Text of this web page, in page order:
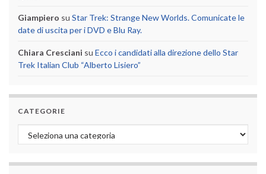
Giampiero su Star Trek: Strange New Worlds. Comunicate le
date di uscita per i DVD e Blu Ray.
Chiara Cresciani su Ecco i candidati alla direzione dello Star
Trek Italian Club “Alberto Lisiero”
CATEGORIE
Categorie